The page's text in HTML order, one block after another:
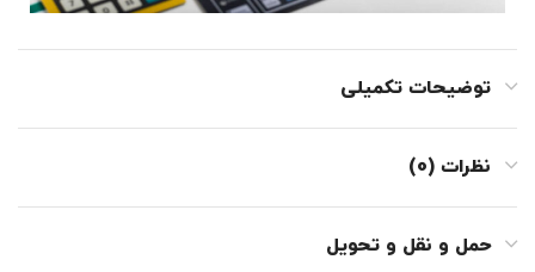
توضیحات تکمیلی
نظرات (0)
حمل و نقل و تحویل